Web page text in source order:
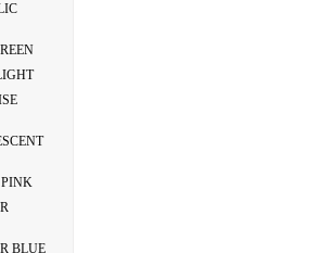
PINK
BLUE